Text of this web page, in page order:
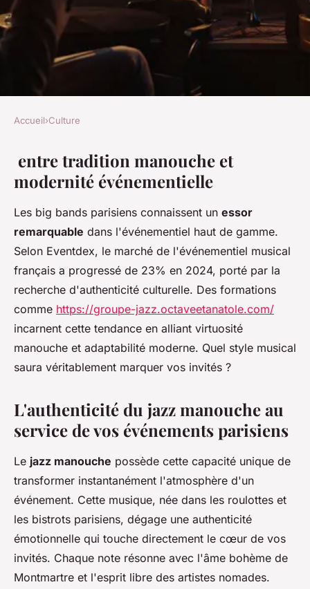
Big band paris : l'élégance du
jazz manouche en
événementiel
admin 21 février 2026 7 min de lecture
Accueil›Culture
entre tradition manouche et
modernité événementielle
Les big bands parisiens connaissent un essor
remarquable dans l'événementiel haut de gamme.
Selon Eventdex, le marché de l'événementiel musical
français a progressé de 23% en 2024, porté par la
recherche d'authenticité culturelle. Des formations
comme https://groupe-jazz.octaveetanatole.com/
incarnent cette tendance en alliant virtuosité
manouche et adaptabilité moderne. Quel style musical
saura véritablement marquer vos invités ?
L'authenticité du jazz manouche au
service de vos événements parisiens
Le jazz manouche possède cette capacité unique de
transformer instantanément l'atmosphère d'un
événement. Cette musique, née dans les roulottes et
les bistrots parisiens, dégage une authenticité
émotionnelle qui touche directement le cœur de vos
invités. Chaque note résonne avec l'âme bohème de
Montmartre et l'esprit libre des artistes nomades.